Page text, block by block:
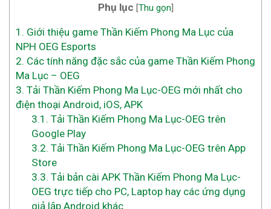
Phụ lục [Thu gọn]
1. Giới thiệu game Thần Kiếm Phong Ma Lục của
NPH OEG Esports
2. Các tính năng đặc sắc của game Thần Kiếm Phong
Ma Lục – OEG
3. Tải Thần Kiếm Phong Ma Lục-OEG mới nhất cho
điện thoại Android, iOS, APK
3.1. Tải Thần Kiếm Phong Ma Lục-OEG trên
Google Play
3.2. Tải Thần Kiếm Phong Ma Lục-OEG trên App
Store
3.3. Tải bản cài APK Thần Kiếm Phong Ma Lục-
OEG trực tiếp cho PC, Laptop hay các ứng dụng
giả lập Android khác